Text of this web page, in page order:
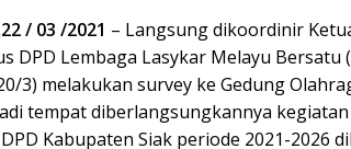
/ 03 /2021 – Langsung dikoordinir
DPD Lembaga Lasykar Melayu Bersatu
3) melakukan survey ke Gedung
tempat diberlangsungkannya
Kabupaten Siak periode 2021-2026